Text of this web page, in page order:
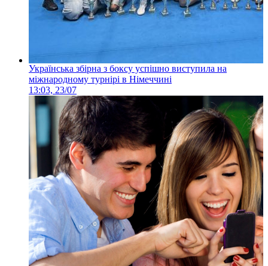
Українська збірна з боксу успішно виступила на
міжнародному турнірі в Німеччині
13:03, 23/07